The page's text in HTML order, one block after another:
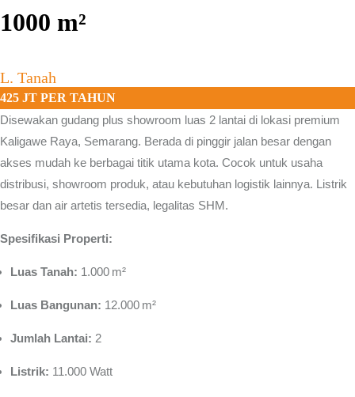
1000 m²
L. Tanah
425 JT PER TAHUN
Disewakan gudang plus showroom luas 2 lantai di lokasi premium
Kaligawe Raya, Semarang. Berada di pinggir jalan besar dengan
akses mudah ke berbagai titik utama kota. Cocok untuk usaha
distribusi, showroom produk, atau kebutuhan logistik lainnya. Listrik
besar dan air artetis tersedia, legalitas SHM.
Spesifikasi Properti:
Luas Tanah: 1.000 m²
Luas Bangunan: 12.000 m²
Jumlah Lantai: 2
Listrik: 11.000 Watt